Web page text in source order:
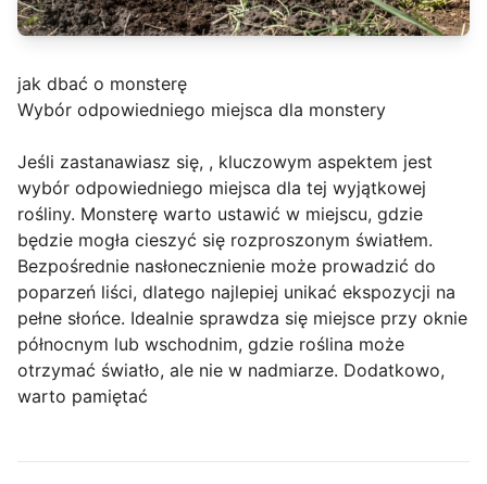
jak dbać o monsterę
Wybór odpowiedniego miejsca dla monstery
Jeśli zastanawiasz się, , kluczowym aspektem jest
wybór odpowiedniego miejsca dla tej wyjątkowej
rośliny. Monsterę warto ustawić w miejscu, gdzie
będzie mogła cieszyć się rozproszonym światłem.
Bezpośrednie nasłonecznienie może prowadzić do
poparzeń liści, dlatego najlepiej unikać ekspozycji na
pełne słońce. Idealnie sprawdza się miejsce przy oknie
północnym lub wschodnim, gdzie roślina może
otrzymać światło, ale nie w nadmiarze. Dodatkowo,
warto pamiętać